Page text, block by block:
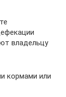
владельцу
кормами или